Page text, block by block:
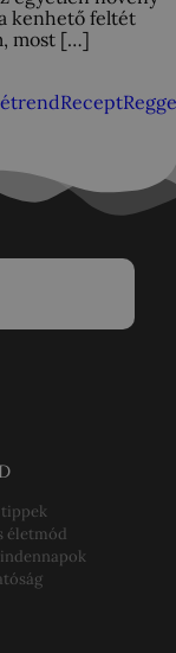
kenhető feltét
most […]
Recept
tippek
életmód